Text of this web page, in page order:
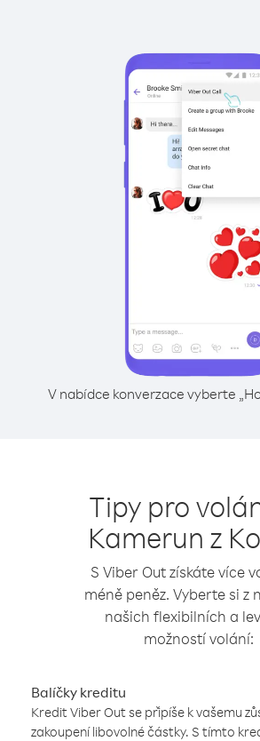
V nabídce konverzace vyberte
Tipy pro
Kamerun z
S Viber Out získáte více
méně peněz. Vyberte si z
našich flexibilních a
možností volání:
Balíčky kreditu
Kredit Viber Out se připíše k vašemu
zakoupení libovolné částky. S tímto